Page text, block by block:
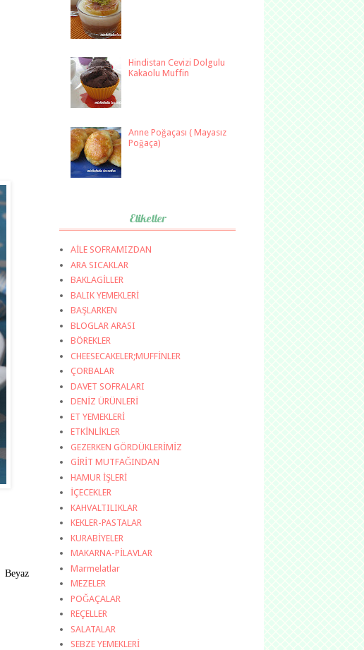
Beyaz
Hindistan Cevizi Dolgulu
Kakaolu Muffin
Anne Poğaçası ( Mayasız
Poğaça)
Etiketler
AİLE SOFRAMIZDAN
ARA SICAKLAR
BAKLAGİLLER
BALIK YEMEKLERİ
BAŞLARKEN
BLOGLAR ARASI
BÖREKLER
CHEESECAKELER;MUFFİNLER
ÇORBALAR
DAVET SOFRALARI
DENİZ ÜRÜNLERİ
ET YEMEKLERİ
ETKİNLİKLER
GEZERKEN GÖRDÜKLERİMİZ
GİRİT MUTFAĞINDAN
HAMUR İŞLERİ
İÇECEKLER
KAHVALTILIKLAR
KEKLER-PASTALAR
KURABİYELER
MAKARNA-PİLAVLAR
Marmelatlar
MEZELER
POĞAÇALAR
REÇELLER
SALATALAR
SEBZE YEMEKLERİ